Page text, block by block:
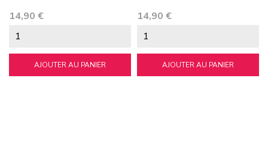
Prix
14,90 €
AJOUTER AU PANIER
Prix
14,90 €
AJOUTER AU PANIER